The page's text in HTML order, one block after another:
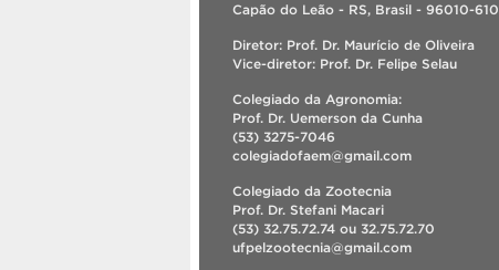
Capão do Leão - RS, Brasil - 96010-610
Diretor: Prof. Dr. Maurício de Oliveira
Vice-diretor: Prof. Dr. Felipe Selau
Colegiado da Agronomia:
Prof. Dr. Uemerson da Cunha
(53) 3275-7046
colegiadofaem@gmail.com
Colegiado da Zootecnia
Prof. Dr. Stefani Macari
(53) 32.75.72.74 ou 32.75.72.70
ufpelzootecnia@gmail.com